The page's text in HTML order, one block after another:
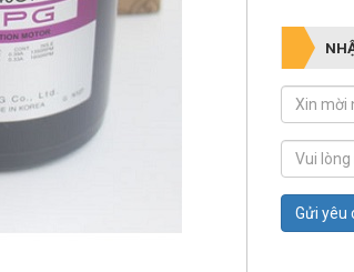
Gửi yêu